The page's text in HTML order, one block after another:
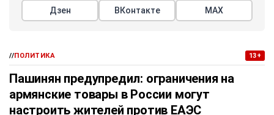
Дзен ВКонтакте МАХ
//ПОЛИТИКА 13+
Пашинян предупредил: ограничения на
армянские товары в России могут
настроить жителей против ЕАЭС